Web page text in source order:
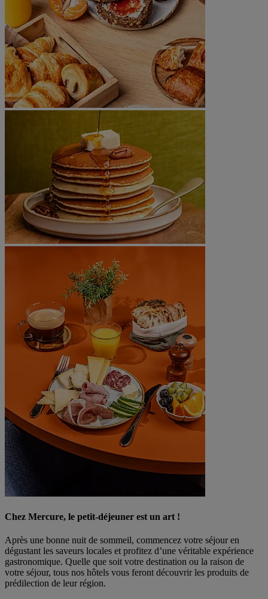
Chez Mercure, le petit-déjeuner est un art !
Après une bonne nuit de sommeil, commencez votre séjour en
dégustant les saveurs locales et profitez d’une véritable expérience
gastronomique. Quelle que soit votre destination ou la raison de
votre séjour, tous nos hôtels vous feront découvrir les produits de
prédilection de leur région.